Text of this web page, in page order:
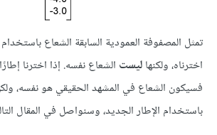
تمثل المصفوفة العمودية السابقة الشعاع
اخترناه، ولكنهاليست الشعاع نفسه. إذا اخترنا
فسيكون الشعاع في المشهد الحقيقي هو نفسه،
باستخدام الإطار الجديد، وسنواصل في المقال